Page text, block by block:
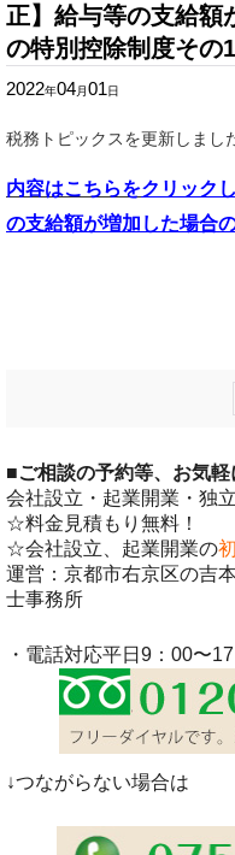
正】給与等の支給額
の特別控除制度その1
2022年04月01日
税務トピックスを更新しまし
内容はこちらをクリック
の支給額が増加した場合
■ご相談の予約等、お気軽
会社設立・起業開業・独
☆料金見積もり無料！
☆会社設立、起業開業の
運営：京都市右京区の吉
士事務所
・電話対応平日9：00〜
↓つながらない場合は